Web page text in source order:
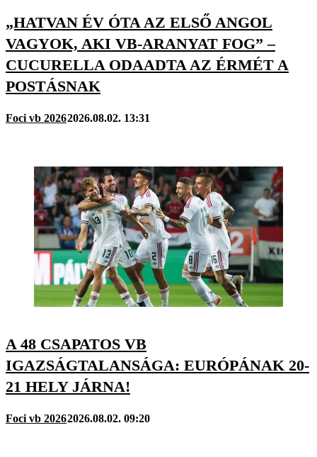
„HATVAN ÉV ÓTA AZ ELSŐ ANGOL
VAGYOK, AKI VB-ARANYAT FOG” –
CUCURELLA ODAADTA AZ ÉRMÉT A
POSTÁSNAK
Foci vb 20262026.08.02. 13:31
A 48 CSAPATOS VB
IGAZSÁGTALANSÁGA: EURÓPÁNAK 20-
21 HELY JÁRNA!
Foci vb 20262026.08.02. 09:20